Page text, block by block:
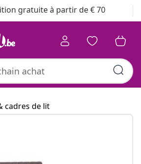
gratuite à partir de € 70
cadres de lit